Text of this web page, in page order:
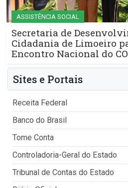
ASSISTÊNCIA SOCIAL
Secretaria de
Cidadania de Limoeiro
Encontro Nacional do
Sites e Portais
Receita Federal
Banco do Brasil
Tome Conta
Controladoria-Geral do Estado
Tribunal de Contas do Estado